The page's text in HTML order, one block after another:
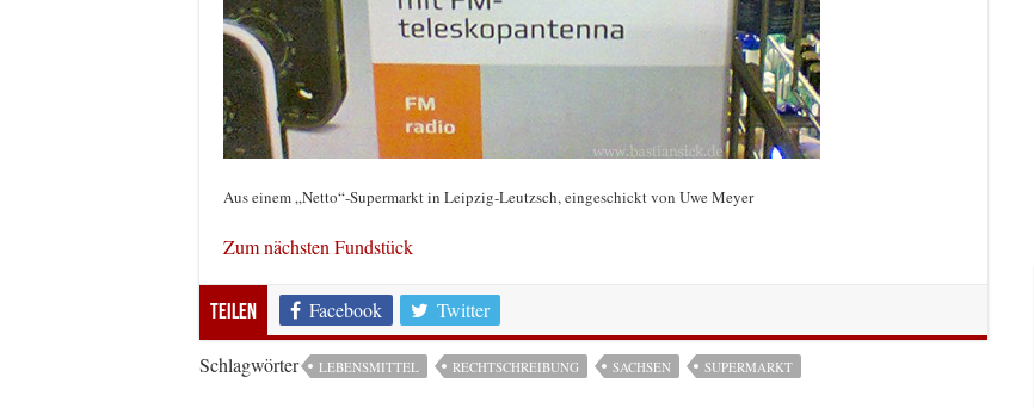
Aus einem „Netto“-Supermarkt in Leipzig-Leutzsch, eingeschickt von Uwe Meyer
Zum nächsten Fundstück
Teilen Facebook Twitter
Schlagwörter LEBENSMITTEL RECHTSCHREIBUNG SACHSEN SUPERMARKT